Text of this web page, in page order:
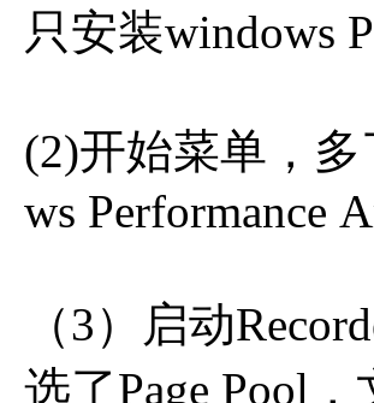
只安装windows
(2)开始菜单，多
ws Performance
（3）启动
选了Page Pool